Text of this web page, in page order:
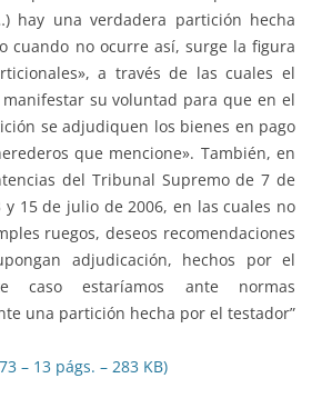
hay una verdadera partición hecha
cuando no ocurre así, surge la figura
a través de las cuales el
su voluntad para que en el
se adjudiquen los bienes en pago
que mencione». También, en
del Tribunal Supremo de 7 de
15 de julio de 2006, en las cuales no
ruegos, deseos recomendaciones
adjudicación, hechos por el
caso estaríamos ante normas
una partición hecha por el testador”
– 13 págs. – 283 KB)